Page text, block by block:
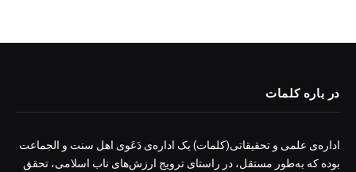
در باره کلمات
اداره‌ی علمی و تحقیقاتی(کلمات) یک اداره‌ی دَعَوی اهل سنت و الجماعت
بوده که به‌طور مستقل، در راستای ترویج ارزش‌های ناب اسلامی، تحقق